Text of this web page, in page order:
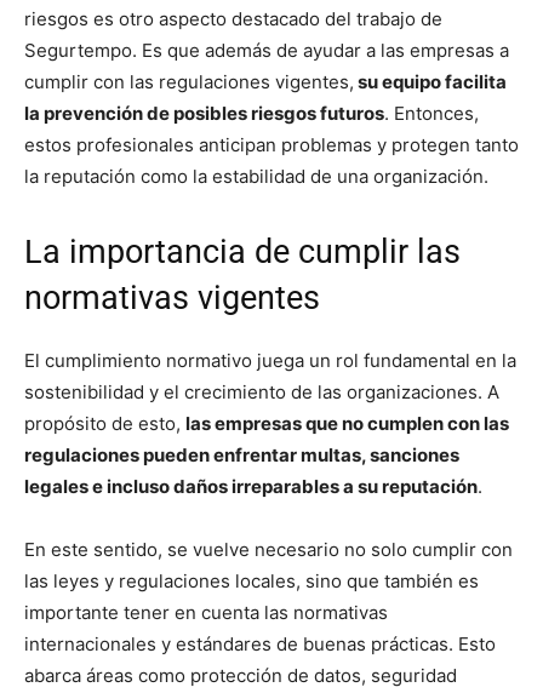
riesgos es otro aspecto destacado del trabajo de
Segurtempo. Es que además de ayudar a las empresas a
cumplir con las regulaciones vigentes, su equipo facilita
la prevención de posibles riesgos futuros. Entonces,
estos profesionales anticipan problemas y protegen tanto
la reputación como la estabilidad de una organización.
La importancia de cumplir las
normativas vigentes
El cumplimiento normativo juega un rol fundamental en la
sostenibilidad y el crecimiento de las organizaciones. A
propósito de esto, las empresas que no cumplen con las
regulaciones pueden enfrentar multas, sanciones
legales e incluso daños irreparables a su reputación.
En este sentido, se vuelve necesario no solo cumplir con
las leyes y regulaciones locales, sino que también es
importante tener en cuenta las normativas
internacionales y estándares de buenas prácticas. Esto
abarca áreas como protección de datos, seguridad